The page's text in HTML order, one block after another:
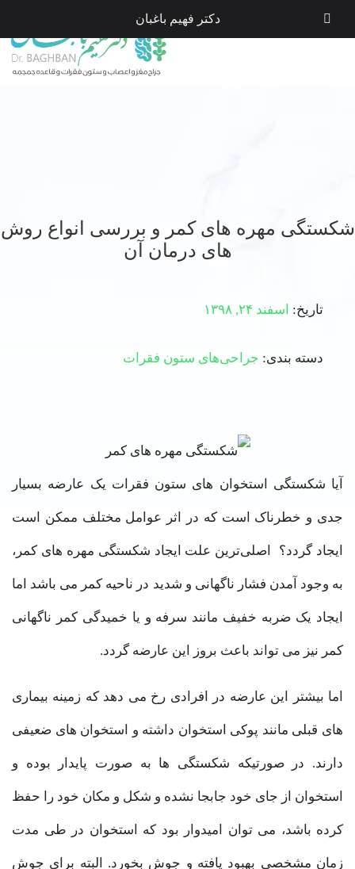
دکتر فهیم باغبان
شکستگی مهره های کمر و بررسی انواع روش
های درمان آن
تاریخ: اسفند ۲۴, ۱۳۹۸
دسته بندی: جراحی‌های ستون فقرات
آیا شکستگی استخوان های ستون فقرات یک عارضه بسیار
جدی و خطرناک است که در اثر عوامل مختلف ممکن است
ایجاد گردد؟ اصلی‌ترین علت ایجاد شکستگی مهره های کمر،
به وجود آمدن فشار ناگهانی و شدید در ناحیه کمر می باشد اما
ایجاد یک ضربه خفیف مانند سرفه و یا خمیدگی کمر ناگهانی
کمر نیز می تواند باعث بروز این عارضه گردد.
اما بیشتر این عارضه در افرادی رخ می دهد که زمینه بیماری
های قبلی مانند پوکی استخوان داشته و استخوان های ضعیفی
دارند. در صورتیکه شکستگی ها به صورت پایدار بوده و
استخوان از جای خود جابجا نشده و شکل و مکان خود را حفظ
کرده باشد، می توان امیدوار بود که استخوان در طی مدت
زمان مشخصی بهبود یافته و جوش بخورد. البته برای جوش